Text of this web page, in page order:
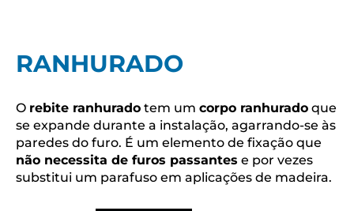
RANHURADO
O rebite ranhurado tem um corpo ranhurado que
se expande durante a instalação, agarrando-se às
paredes do furo. É um elemento de fixação que
não necessita de furos passantes e por vezes
substitui um parafuso em aplicações de madeira.